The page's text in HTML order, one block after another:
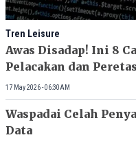
Tren Leisure
Awas Disadap! Ini 8
Pelacakan dan
17 May 2026 - 06:30AM
Waspadai Celah
Data